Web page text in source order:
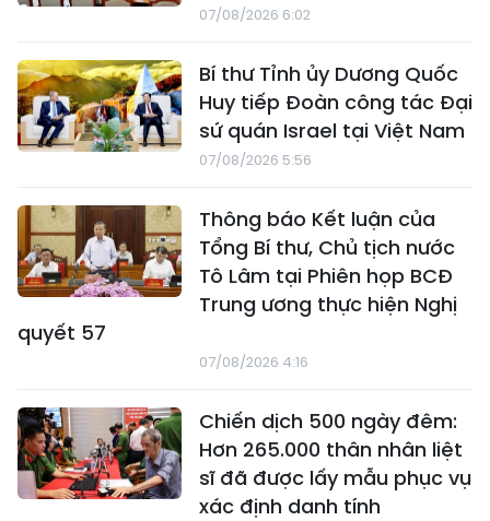
07/08/2026 6:02
Bí thư Tỉnh ủy Dương Quốc
Huy tiếp Đoàn công tác Đại
sứ quán Israel tại Việt Nam
07/08/2026 5:56
Thông báo Kết luận của
Tổng Bí thư, Chủ tịch nước
Tô Lâm tại Phiên họp BCĐ
Trung ương thực hiện Nghị
quyết 57
07/08/2026 4:16
Chiến dịch 500 ngày đêm:
Hơn 265.000 thân nhân liệt
sĩ đã được lấy mẫu phục vụ
xác định danh tính